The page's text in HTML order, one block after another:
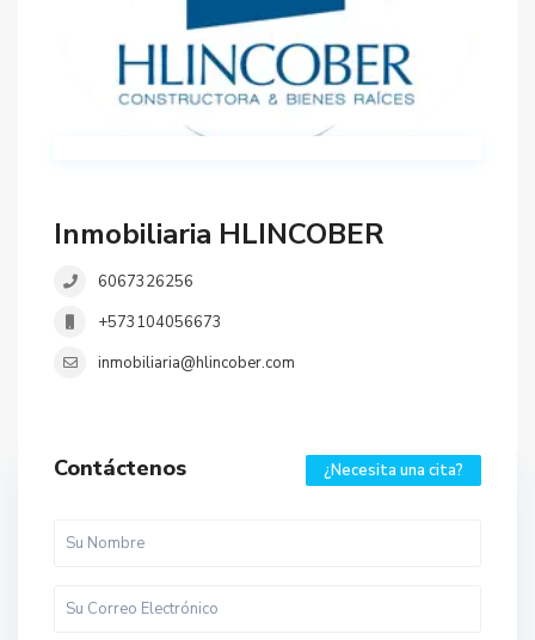
Inmobiliaria HLINCOBER
6067326256
+573104056673
inmobiliaria@hlincober.com
Contáctenos ¿Necesita una cita?